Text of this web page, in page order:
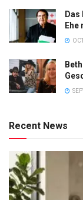
Das
Ehe
Recent News